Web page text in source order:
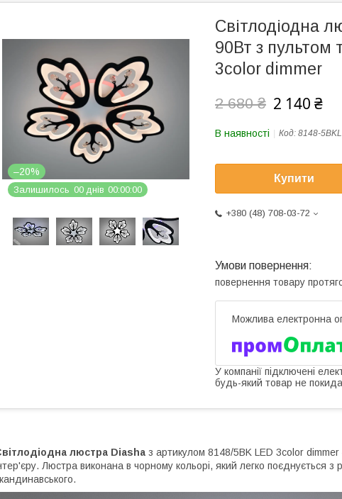
–20%
Залишилось 00 днів 00 00 00
Світлодіодна
90Вт з пультом
3color dimmer
2 680 ₴ 2 140 ₴
В наявності Код: 8148-
Купити
+380 (48) 708-03-72
повернення товару
У компанії підключені
будь-який товар не
люстра Diasha з артикулом 8148/5BK LED 3color
Люстра виконана в чорному кольорі, який легко поєднується з